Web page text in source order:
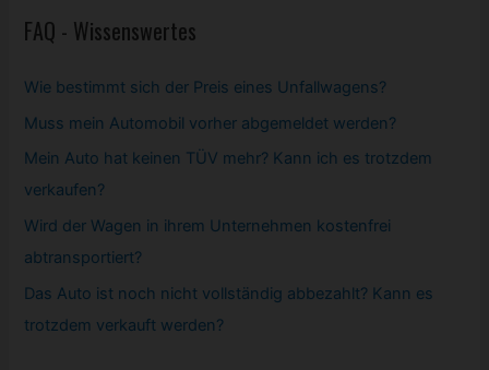
FAQ - Wissenswertes
Wie bestimmt sich der Preis eines Unfallwagens?
Muss mein Automobil vorher abgemeldet werden?
Mein Auto hat keinen TÜV mehr? Kann ich es trotzdem
verkaufen?
Wird der Wagen in ihrem Unternehmen kostenfrei
abtransportiert?
Das Auto ist noch nicht vollständig abbezahlt? Kann es
trotzdem verkauft werden?